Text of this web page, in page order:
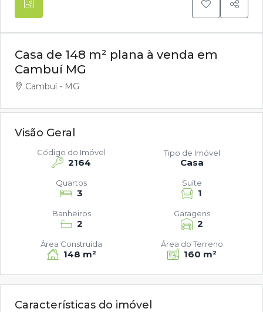
Casa de 148 m² plana à venda em
Cambuí MG
Cambuí - MG
Visão Geral
2164
Código do Imóvel
Casa
Tipo de Imóvel
3
Quartos
1
Suíte
2
Banheiros
2
Garagens
148 m²
Área Construída
160 m²
Área do Terreno
Características do imóvel